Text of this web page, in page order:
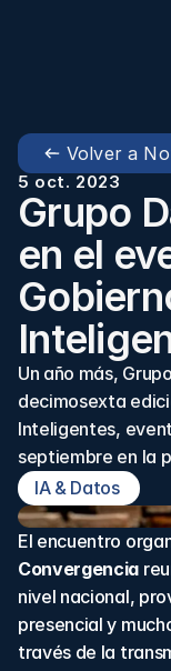
Volver a
5 oct. 2023
Grupo
en el
Un año más,
decimosexta
Inteligentes,
septiembre en la
IA & Datos
El encuentro
Convergencia
nivel nacional,
presencial y
través de la